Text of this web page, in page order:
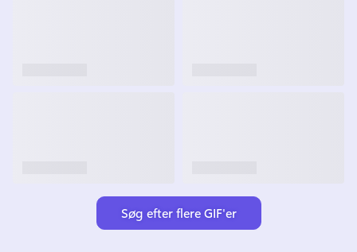
Søg efter flere GIF'er